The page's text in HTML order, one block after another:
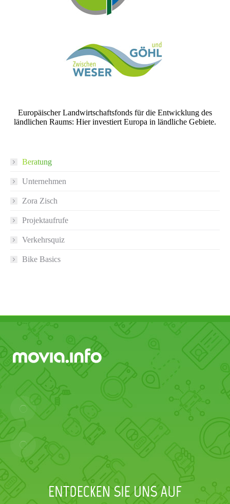
Europäischer Landwirtschaftsfonds für die Entwicklung des
ländlichen Raums: Hier investiert Europa in ländliche Gebiete.
Beratung
Unternehmen
Zora Zisch
Projektaufrufe
Verkehrsquiz
Bike Basics